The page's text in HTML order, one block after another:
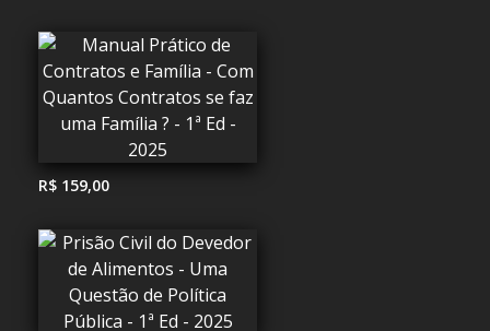
R$ 159,00